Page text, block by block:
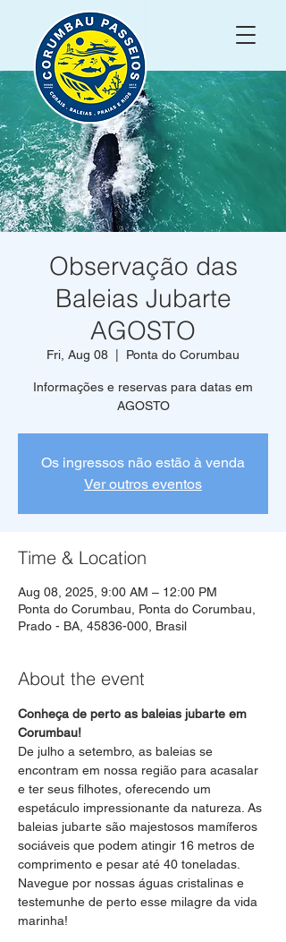
Observação das
Baleias Jubarte
AGOSTO
Fri, Aug 08 Ponta do Corumbau
Informações e reservas para datas em
AGOSTO
Os ingressos não estão à venda
Ver outros eventos
Time & Location
Aug 08, 2025, 9:00 AM – 12:00 PM
Ponta do Corumbau, Ponta do Corumbau,
Prado - BA, 45836-000, Brasil
About the event
Conheça de perto as baleias jubarte em
Corumbau!
De julho a setembro, as baleias se
encontram em nossa região para acasalar
e ter seus filhotes, oferecendo um
espetáculo impressionante da natureza. As
baleias jubarte são majestosos mamíferos
sociáveis que podem atingir 16 metros de
comprimento e pesar até 40 toneladas.
Navegue por nossas águas cristalinas e
testemunhe de perto esse milagre da vida
marinha!